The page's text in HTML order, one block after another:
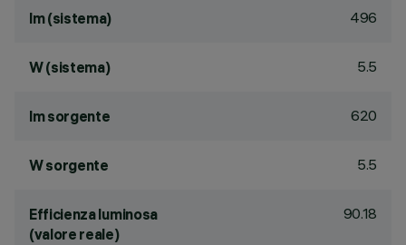
lm (sistema) 496
W (sistema) 5.5
lm sorgente 620
W sorgente 5.5
Efficienza luminosa
(valore reale)
90.18